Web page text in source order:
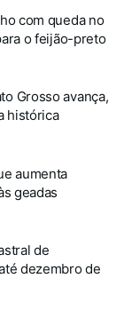
com queda no
o feijão-preto
Grosso avança,
histórica
aumenta
geadas
de
dezembro de